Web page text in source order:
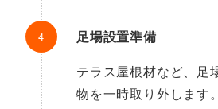
足場設置準備
テラス屋根材など、足
物を一時取り外します。